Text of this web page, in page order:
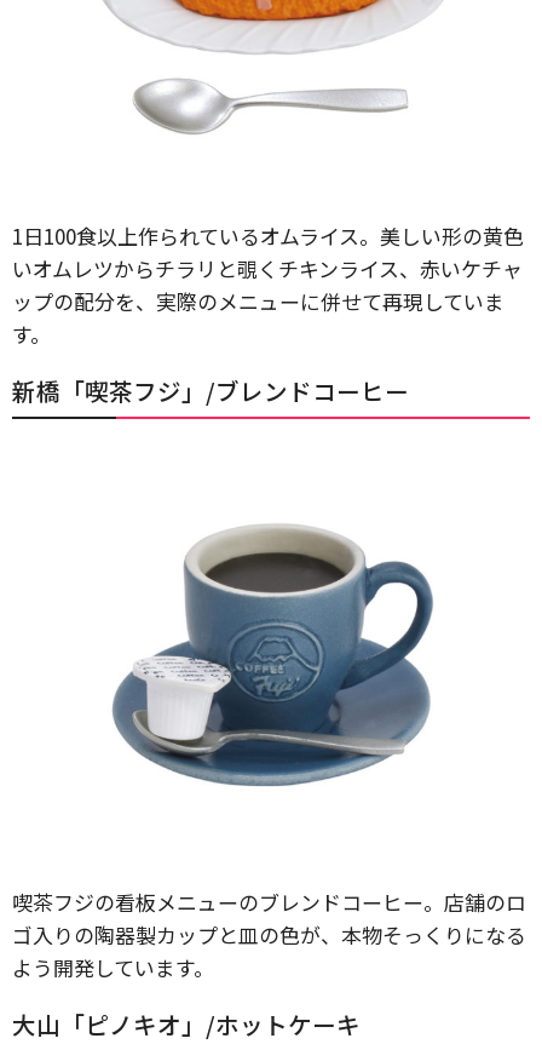
1日100食以上作られているオムライス。美しい形の黄色
いオムレツからチラリと覗くチキンライス、赤いケチャ
ップの配分を、実際のメニューに併せて再現していま
す。
新橋「喫茶フジ」/ブレンドコーヒー
喫茶フジの看板メニューのブレンドコーヒー。店舗のロ
ゴ入りの陶器製カップと皿の色が、本物そっくりになる
よう開発しています。
大山「ピノキオ」/ホットケーキ